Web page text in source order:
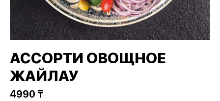
АССОРТИ ОВОЩНОЕ
ЖАЙЛАУ
4990 ₸